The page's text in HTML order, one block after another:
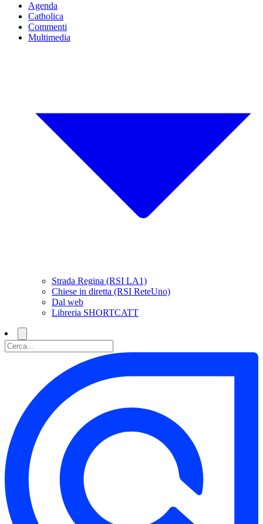
Agenda
Catholica
Commenti
Multimedia
Strada Regina (RSI LA1)
Chiese in diretta (RSI ReteUno)
Dal web
Libreria SHORTCATT